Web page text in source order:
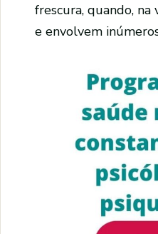
frescura, quando,
e envolvem